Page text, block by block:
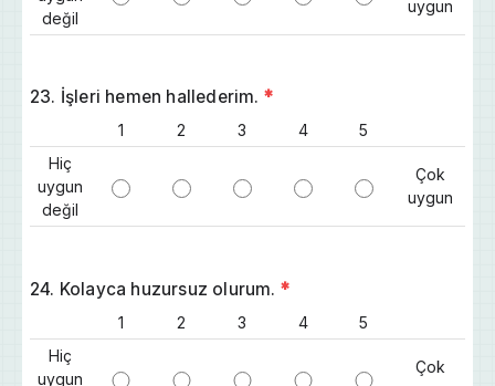
değil
uygun
23. İşleri hemen hallederim. *
1 2 3 4
5
Hiç
uygun
değil
Çok
uygun
24. Kolayca huzursuz olurum. *
1 2 3 4
5
Hiç
uygun
Çok